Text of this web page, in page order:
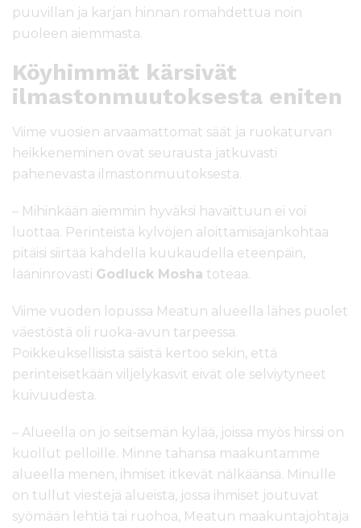
puuvillan ja karjan hinnan romahdettua noin
puoleen aiemmasta.
Köyhimmät kärsivät
ilmastonmuutoksesta eniten
Viime vuosien arvaamattomat säät ja ruokaturvan
heikkeneminen ovat seurausta jatkuvasti
pahenevasta ilmastonmuutoksesta.
– Mihinkään aiemmin hyväksi havaittuun ei voi
luottaa. Perinteistä kylvöjen aloittamisajankohtaa
pitäisi siirtää kahdella kuukaudella eteenpäin,
lääninrovasti Godluck Mosha toteaa.
Viime vuoden lopussa Meatun alueella lähes puolet
väestöstä oli ruoka-avun tarpeessa.
Poikkeuksellisista säistä kertoo sekin, että
perinteisetkään viljelykasvit eivät ole selviytyneet
kuivuudesta.
– Alueella on jo seitsemän kylää, joissa myös hirssi on
kuollut pelloille. Minne tahansa maakuntamme
alueella menen, ihmiset itkevät nälkäänsä. Minulle
on tullut viestejä alueista, jossa ihmiset joutuvat
syömään lehtiä tai ruohoa, Meatun maakuntajohtaja